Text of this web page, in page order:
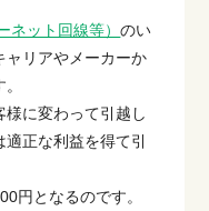
ネット回線等）のい
ャリアやメーカーか
に変わって引越し
正な利益を得て引
円となるのです。